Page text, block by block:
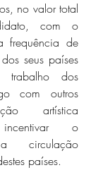
no valor total
com o
frequência de
seus países
dos
com outros
artística
o
circulação
países.